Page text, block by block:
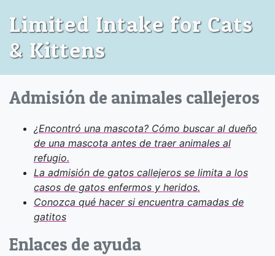
Limited Intake for Cats
& Kittens
Admisión de animales callejeros
¿Encontró una mascota? Cómo buscar al dueño
de una mascota antes de traer animales al
refugio.
La admisión de gatos callejeros se limita a los
casos de gatos enfermos y heridos.
Conozca qué hacer si encuentra camadas de
gatitos
Enlaces de ayuda